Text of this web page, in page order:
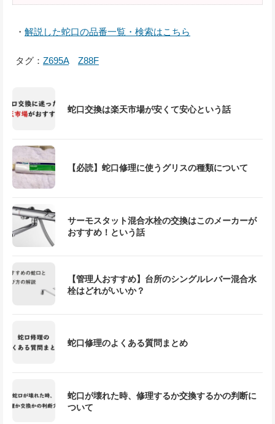
・ 解説した蛇口の品番一覧・検索はこちら
タグ： Z695A Z88F
蛇口交換は楽天市場が安くて安心という話
【必読】蛇口修理に使うグリスの種類について
サーモスタット混合水栓の交換はこのメーカーが
おすすめ！という話
【管理人おすすめ】台所のシングルレバー混合水
栓はどれがいいか？
蛇口修理のよくある質問まとめ
蛇口が壊れた時、修理するか交換するかの判断に
ついて